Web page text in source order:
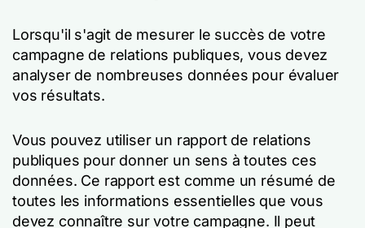
Lorsqu'il s'agit de mesurer le succès de votre
campagne de relations publiques, vous devez
analyser de nombreuses données pour évaluer
vos résultats.
Vous pouvez utiliser un rapport de relations
publiques pour donner un sens à toutes ces
données. Ce rapport est comme un résumé de
toutes les informations essentielles que vous
devez connaître sur votre campagne. Il peut